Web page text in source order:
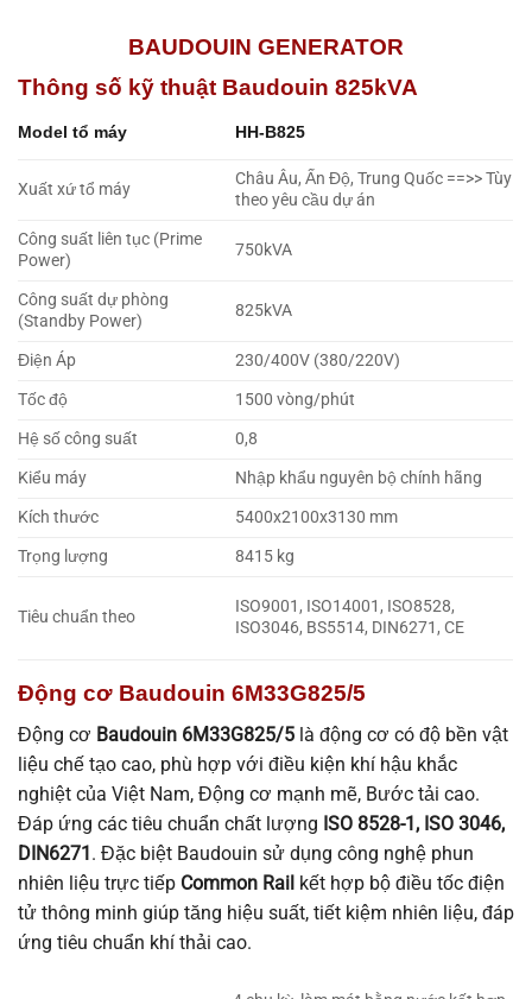
BAUDOUIN GENERATOR
Thông số kỹ thuật Baudouin 825kVA
Model tổ máy HH-B825
Xuất xứ tổ máy
Châu Âu, Ấn Độ, Trung Quốc ==>> Tùy
theo yêu cầu dự án
Công suất liên tục (Prime
Power)
750kVA
Công suất dự phòng
(Standby Power)
825kVA
Điện Áp
230/400V (380/220V)
Tốc độ
1500 vòng/phút
Hệ số công suất
0,8
Kiểu máy
Nhập khẩu nguyên bộ chính hãng
Kích thước
5400x2100x3130 mm
Trọng lượng
8415 kg
Tiêu chuẩn theo
ISO9001, ISO14001, ISO8528,
ISO3046, BS5514, DIN6271, CE
Động cơ Baudouin 6M33G825/5
Động cơ Baudouin 6M33G825/5 là động cơ có độ bền vật
liệu chế tạo cao, phù hợp với điều kiện khí hậu khắc
nghiệt của Việt Nam, Động cơ mạnh mẽ, Bước tải cao.
Đáp ứng các tiêu chuẩn chất lượng ISO 8528-1, ISO 3046,
DIN6271. Đặc biệt Baudouin sử dụng công nghệ phun
nhiên liệu trực tiếp Common Rail kết hợp bộ điều tốc điện
tử thông minh giúp tăng hiệu suất, tiết kiệm nhiên liệu, đáp
ứng tiêu chuẩn khí thải cao.